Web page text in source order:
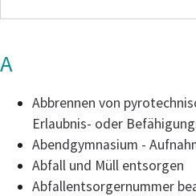
A
Abbrennen von
Erlaubnis- oder
Abendgymnasium -
Abfall und Müll entsorgen
Abfallentsorgernummer